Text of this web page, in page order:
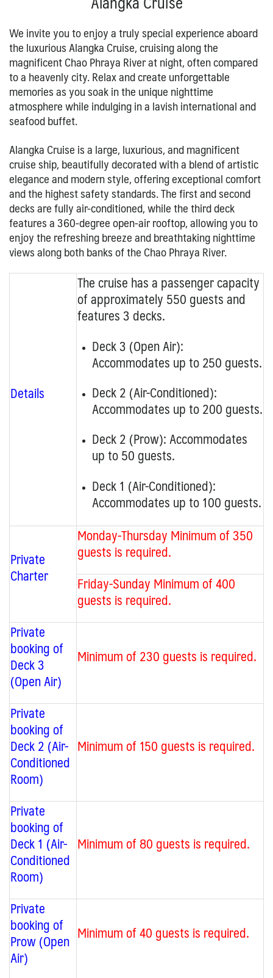
We invite you to enjoy a truly special experience aboard
the luxuriousAlangka Cruise, cruising along the
magnificent Chao Phraya River at night, often compared
to a heavenly city. Relax and create unforgettable
memories as you soak in the unique nighttime
atmosphere while indulging in a lavish international and
seafood buffet.
Alangka Cruiseis a large, luxurious, and magnificent
cruise ship, beautifully decorated with a blend of artistic
elegance and modern style, offering exceptional comfort
and the highest safety standards. The first and second
decks are fully air-conditioned, while the third deck
features a 360-degree open-air rooftop, allowing you to
enjoy the refreshing breeze and breathtaking nighttime
views along both banks of the Chao Phraya River.
Details
The cruise has a passenger capacity
of approximately 550 guests and
features 3 decks.
Deck 3 (Open Air):
Accommodates up to 250 guests.
Deck 2 (Air-Conditioned):
Accommodates up to 200 guests.
Deck 2 (Prow):Accommodates
up to 50 guests.
Deck 1 (Air-Conditioned):
Accommodates up to 100 guests.
Private
Charter
Monday-Thursday Minimum of 350
guests is required.
Friday-Sunday Minimum of 400
guests is required.
Private
booking of
Deck 3
(Open Air)
Minimum of 230 guests is required.
Private
booking of
Deck 2 (Air-
Conditioned
Room)
Minimum of 150 guests is required.
Private
booking of
Deck 1 (Air-
Conditioned
Room)
Minimum of 80 guests is required.
Private
booking of
Prow (Open
Air)
Minimum of 40 guests is required.